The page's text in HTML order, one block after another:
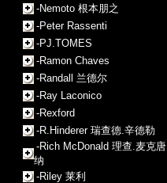
-Nemoto 根本朋之
-Peter Rassenti
-PJ.TOMES
-Ramon Chaves
-Randall 兰德尔
-Ray Laconico
-Rexford
-R.Hinderer 瑞查德.辛德勒
-Rich McDonald 理查.麦克唐
纳
-Riley 莱利